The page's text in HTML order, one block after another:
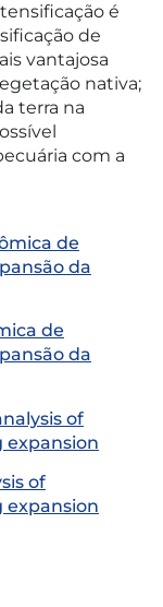
é
de
vantajosa
nativa;
terra na
com a
de
da
de
da
of
of